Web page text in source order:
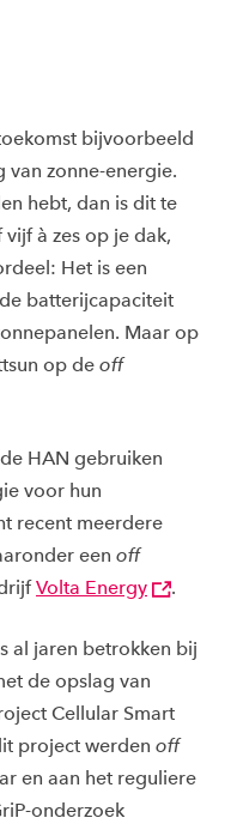
bijvoorbeeld
zonne-energie.
hebt, dan is dit te
à zes op je dak,
Het is een
batterijcapaciteit
Maar op
op de off
HAN gebruiken
voor hun
recent meerdere
een off
Volta Energy .
al jaren betrokken bij
de opslag van
Cellular Smart
project werden off
en aan het reguliere
onderzoek